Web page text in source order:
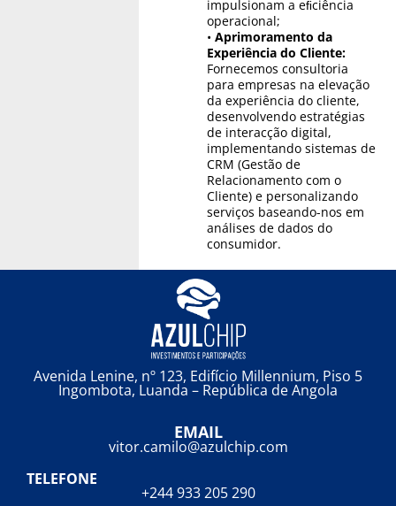
impulsionam a eﬁciência
operacional;
• Aprimoramento da
Experiência do Cliente:
Fornecemos consultoria
para empresas na elevação
da experiência do cliente,
desenvolvendo estratégias
de interacção digital,
implementando sistemas de
CRM (Gestão de
Relacionamento com o
Cliente) e personalizando
serviços baseando-nos em
análises de dados do
consumidor.
Avenida Lenine, nº 123, Edifício Millennium, Piso 5
Ingombota, Luanda – República de Angola
EMAIL
vitor.camilo@azulchip.com
TELEFONE
+244 933 205 290